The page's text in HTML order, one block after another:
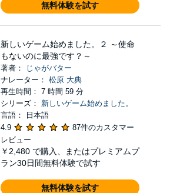
無料体験を試す
新しいゲーム始めました。２ ～使命
もないのに最強です？～
著者：
じゃがバター
ナレーター： 松原 大典
再生時間： 7 時間 59 分
シリーズ： 新しいゲーム始めました。
言語： 日本語
4.9
87件のカスタマー
レビュー
￥2,480 で購入、またはプレミアムプ
ラン30日間無料体験で試す
無料体験を試す